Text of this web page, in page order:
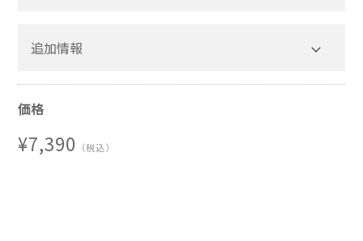
追加情報
価格
¥7,390 （税込）